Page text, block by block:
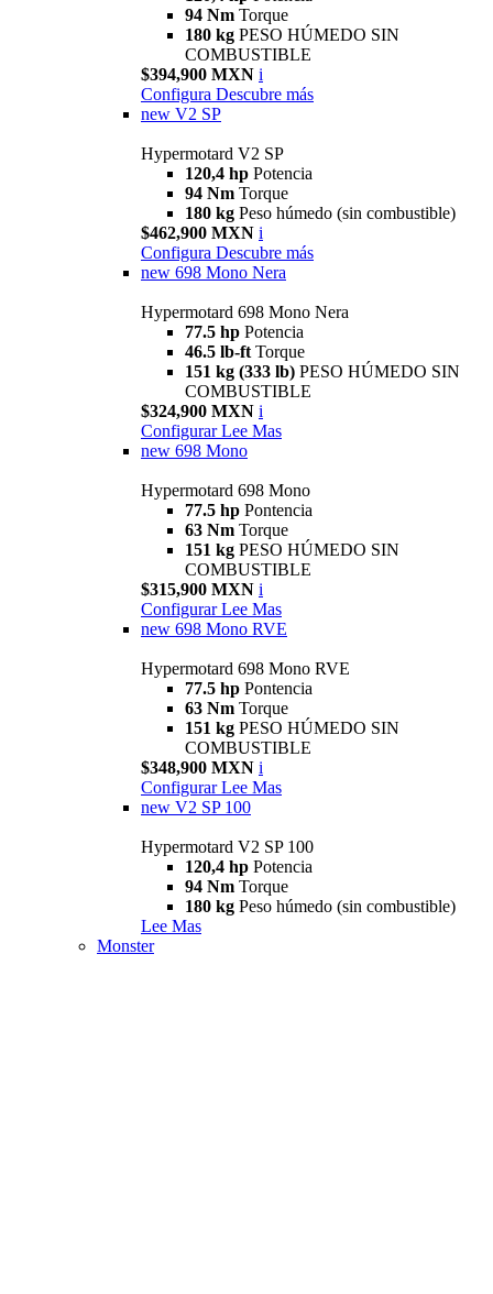
94 Nm Torque
180 kg PESO HÚMEDO SIN
COMBUSTIBLE
$394,900 MXN i
Configura Descubre más
new V2 SP
Hypermotard V2 SP
120,4 hp Potencia
94 Nm Torque
180 kg Peso húmedo (sin combustible)
$462,900 MXN i
Configura Descubre más
new 698 Mono Nera
Hypermotard 698 Mono Nera
77.5 hp Potencia
46.5 lb-ft Torque
151 kg (333 lb) PESO HÚMEDO SIN
COMBUSTIBLE
$324,900 MXN i
Configurar Lee Mas
new 698 Mono
Hypermotard 698 Mono
77.5 hp Pontencia
63 Nm Torque
151 kg PESO HÚMEDO SIN
COMBUSTIBLE
$315,900 MXN i
Configurar Lee Mas
new 698 Mono RVE
Hypermotard 698 Mono RVE
77.5 hp Pontencia
63 Nm Torque
151 kg PESO HÚMEDO SIN
COMBUSTIBLE
$348,900 MXN i
Configurar Lee Mas
new V2 SP 100
Hypermotard V2 SP 100
120,4 hp Potencia
94 Nm Torque
180 kg Peso húmedo (sin combustible)
Lee Mas
Monster